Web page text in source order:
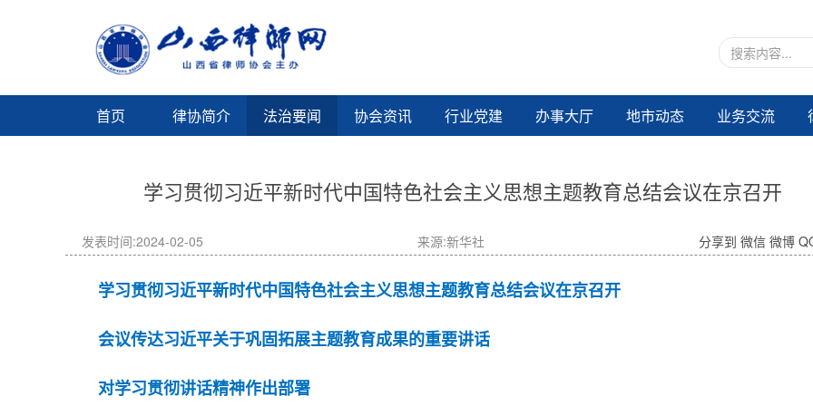
首页 律协简介 法治要闻 协会资讯 行业党建 办事大厅 地市动态 业务交流
学习贯彻习近平新时代中国特色社会主义思想主题教育总结会议在京召开
发表时间:2024-02-05 来源:新华社 分享到 微信 微博
学习贯彻习近平新时代中国特色社会主义思想主题教育总结会议在京召开
会议传达习近平关于巩固拓展主题教育成果的重要讲话
对学习贯彻讲话精神作出部署